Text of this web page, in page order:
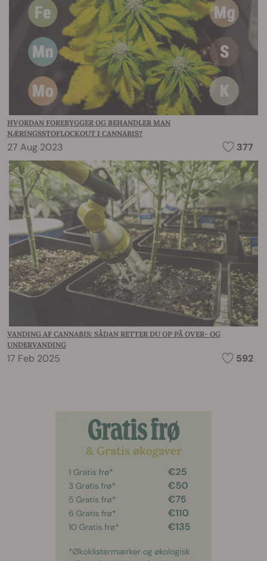
HVORDAN FOREBYGGER OG BEHANDLER MAN
NÆRINGSSTOFLOCKOUT I CANNABIS?
27 Aug 2023 377
VANDING AF CANNABIS: SÅDAN RETTER DU OP PÅ OVER- OG
UNDERVANDING
17 Feb 2025 592